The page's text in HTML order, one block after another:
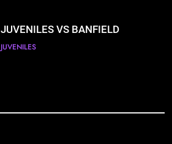
JUVENILES VS BANFIELD
JUVENILES
TRASPIÉ DE VISITA